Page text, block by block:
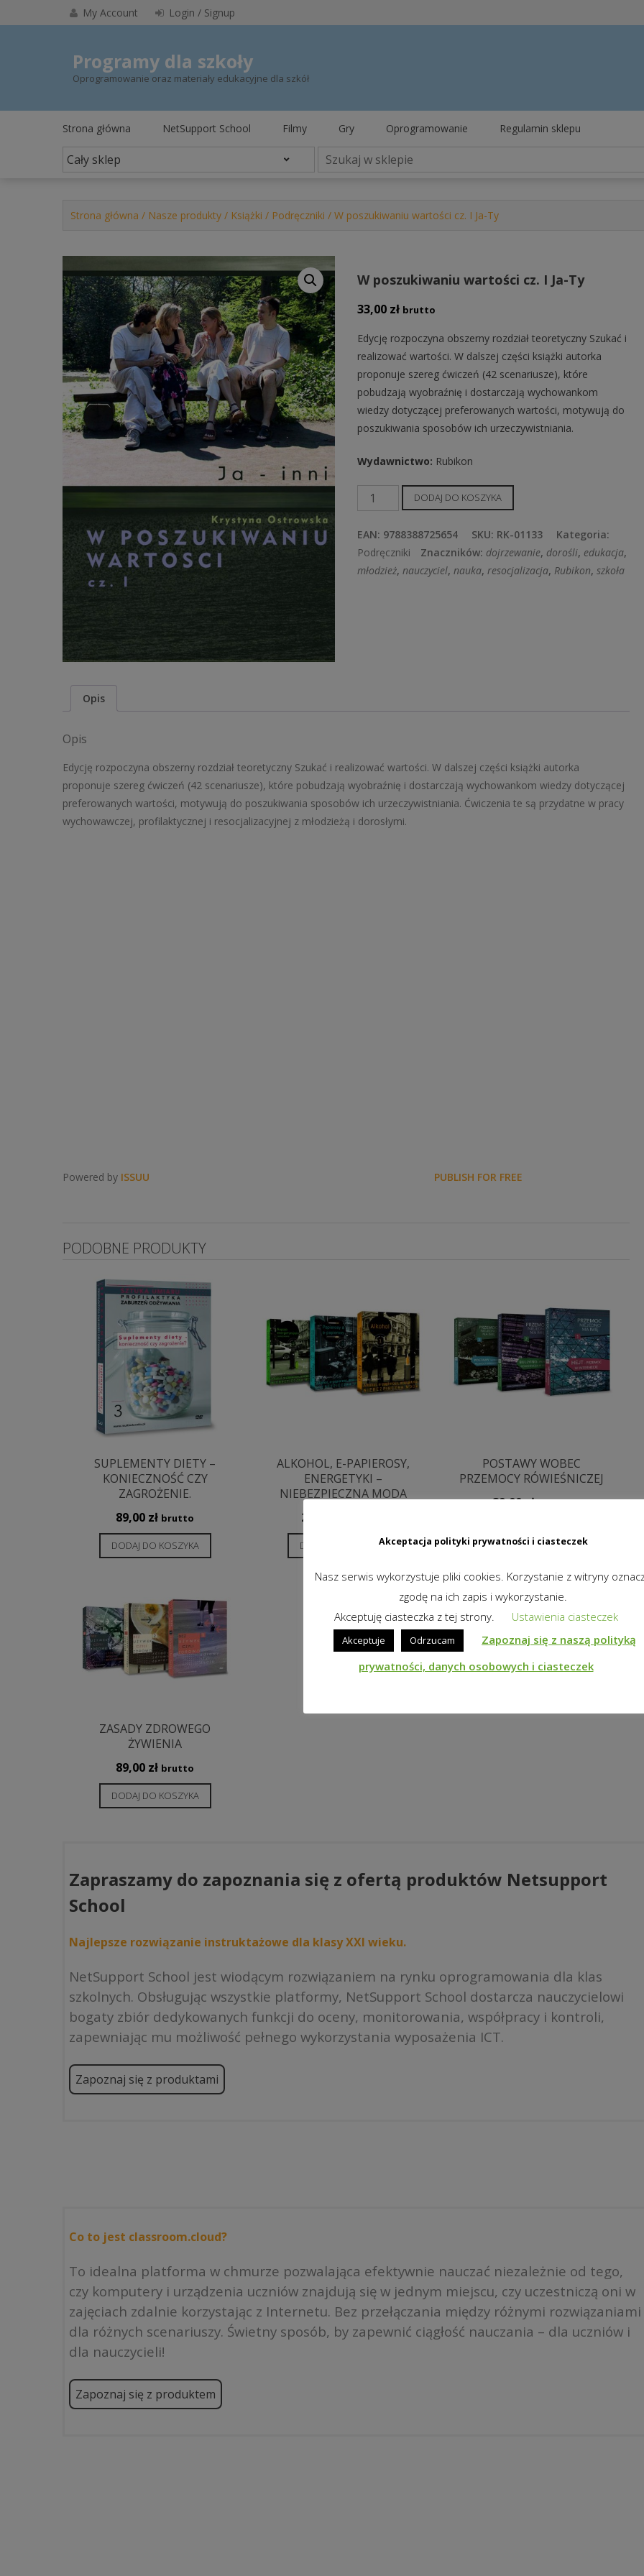
to
My Account Login / Signup
Programy dla szkoły
Oprogramowanie oraz materiały edukacyjne dla szkół
Strona główna NetSupport School Filmy Gry Oprogramowanie Regulamin sklepu
Strona główna / Nasze produkty / Książki / Podręczniki / W poszukiwaniu wartości cz. I Ja-Ty
W poszukiwaniu wartości cz. I Ja-Ty
33,00 zł brutto
Edycję rozpoczyna obszerny rozdział teoretyczny Szukać i
realizować wartości. W dalszej części książki autorka
proponuje szereg ćwiczeń (42 scenariusze), które
pobudzają wyobraźnię i dostarczają wychowankom
wiedzy dotyczącej preferowanych wartości, motywują do
poszukiwania sposobów ich urzeczywistniania.
Wydawnictwo: Rubikon
ilość
W
poszukiwaniu
wartości
cz.
DODAJ DO KOSZYKA
EAN: 9788388725654 SKU: RK-01133
Kategoria:
Podręczniki
Znaczników: dojrzewanie, dorośli, edukacja,
młodzież,nauczyciel,nauka,resocjalizacja, Rubikon,szkoła
Opis
Opis
Edycję rozpoczyna obszerny rozdział teoretyczny Szukać i realizować wartości. W dalszej części książki autorka
proponuje szereg ćwiczeń (42 scenariusze), które pobudzają wyobraźnię i dostarczają wychowankom wiedzy dotyczącej
preferowanych wartości, motywują do poszukiwania sposobów ich urzeczywistniania. Ćwiczenia te są przydatne w pracy
wychowawczej, profilaktycznej i resocjalizacyjnej z młodzieżą i dorosłymi.
Powered by ISSUU PUBLISH FOR FREE
PODOBNE PRODUKTY
SUPLEMENTY DIETY –
KONIECZNOŚĆ CZY
ZAGROŻENIE.
89,00 zł brutto
DODAJ DO KOSZYKA
ALKOHOL, E-PAPIEROSY,
ENERGETYKI –
NIEBEZPIECZNA MODA
299,00
DODAJ DO KOSZYKA
POSTAWY WOBEC
PRZEMOCY RÓWIEŚNICZEJ
89,00zł brutto
ZASADY ZDROWEGO
ŻYWIENIA
89,00 zł brutto
DODAJ DO KOSZYKA
Zapraszamy do zapoznania się z ofertą produktów Netsupport
School
Najlepsze rozwiązanie instruktażowe dla klasy XXI wieku.
NetSupport School jest wiodącym rozwiązaniem na rynku oprogramowania dla klas
szkolnych. Obsługując wszystkie platformy, NetSupport School dostarcza nauczycielowi
bogaty zbiór dedykowanych funkcji do oceny, monitorowania, współpracy i kontroli,
zapewniając mu możliwość pełnego wykorzystania wyposażenia ICT.
Zapoznaj się z produktami
Co to jest classroom.cloud?
To idealna platforma w chmurze pozwalająca efektywnie nauczać niezależnie od tego,
czy komputery i urządzenia uczniów znajdują się w jednym miejscu, czy uczestniczą oni w
zajęciach zdalnie korzystając z Internetu. Bez przełączania między różnymi rozwiązaniami
dla różnych scenariuszy. Świetny sposób, by zapewnić ciągłość nauczania – dla uczniów i
dla nauczycieli!
Zapoznaj się z produktem
Akceptacja polityki prywatności i ciasteczek
Nasz serwis wykorzystuje pliki cookies. Korzystanie z witryny
zgodę na ich zapis i wykorzystanie.
Akceptuję ciasteczka z tej strony.
Ustawienia ciasteczek
Akceptuje Odrzucam
Zapoznaj się z naszą polityką
prywatności, danych osobowych i ciasteczek